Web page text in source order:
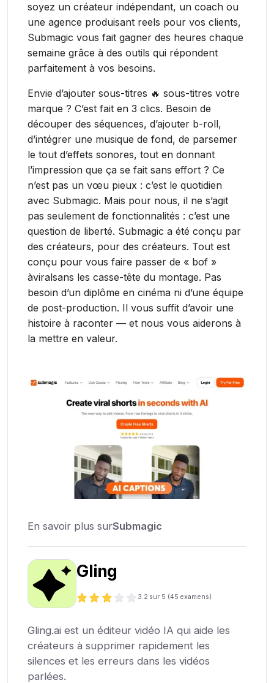
soyez un créateur indépendant, un coach ou
une agence produisant reels pour vos clients,
Submagic vous fait gagner des heures chaque
semaine grâce à des outils qui répondent
parfaitement à vos besoins.
Envie d’ajouter sous-titres 🔥 sous-titres votre
marque ? C’est fait en 3 clics. Besoin de
découper des séquences, d’ajouter b-roll,
d’intégrer une musique de fond, de parsemer
le tout d’effets sonores, tout en donnant
l’impression que ça se fait sans effort ? Ce
n’est pas un vœu pieux : c’est le quotidien
avec Submagic. Mais pour nous, il ne s’agit
pas seulement de fonctionnalités : c’est une
question de liberté. Submagic a été conçu par
des créateurs, pour des créateurs. Tout est
conçu pour vous faire passer de « bof »
àviralsans les casse-tête du montage. Pas
besoin d’un diplôme en cinéma ni d’une équipe
de post-production. Il vous suffit d’avoir une
histoire à raconter — et nous vous aiderons à
la mettre en valeur.
En savoir plus surSubmagic
Gling
3.2 sur 5 (45 examens)
Gling.ai est un éditeur vidéo IA qui aide les
créateurs à supprimer rapidement les
silences et les erreurs dans les vidéos
parlées.